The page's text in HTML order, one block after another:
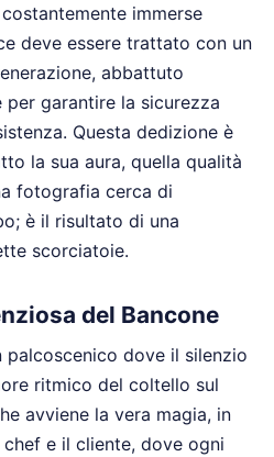
immerse
deve essere trattato con un
abbattuto
garantire la sicurezza
Questa dedizione è
la sua aura, quella qualità
fotografia cerca di
è il risultato di una
scorciatoie.
del Bancone
palcoscenico dove il silenzio
ritmico del coltello sul
avviene la vera magia, in
e il cliente, dove ogni